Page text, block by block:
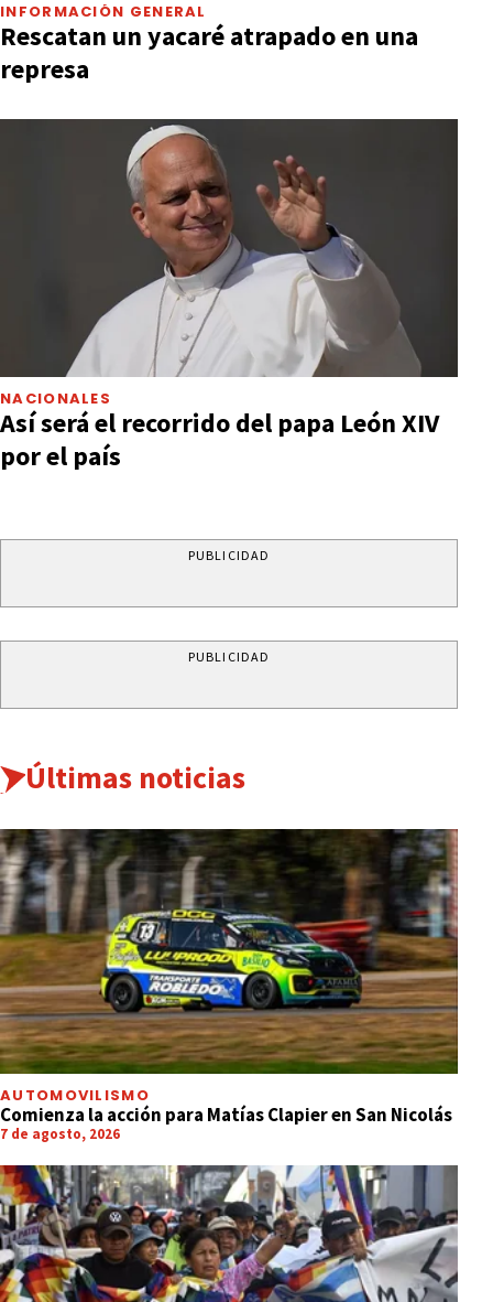
INFORMACIÓN GENERAL
Rescatan un yacaré atrapado en una
represa
NACIONALES
Así será el recorrido del papa León XIV
por el país
PUBLICIDAD
PUBLICIDAD
Últimas noticias
AUTOMOVILISMO
Comienza la acción para Matías Clapier en San Nicolás
7 de agosto, 2026